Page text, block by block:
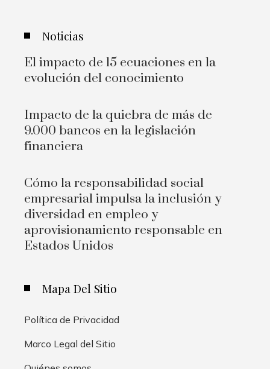
Noticias
El impacto de 15 ecuaciones en la
evolución del conocimiento
Impacto de la quiebra de más de
9.000 bancos en la legislación
financiera
Cómo la responsabilidad social
empresarial impulsa la inclusión y
diversidad en empleo y
aprovisionamiento responsable en
Estados Unidos
Mapa Del Sitio
Política de Privacidad
Marco Legal del Sitio